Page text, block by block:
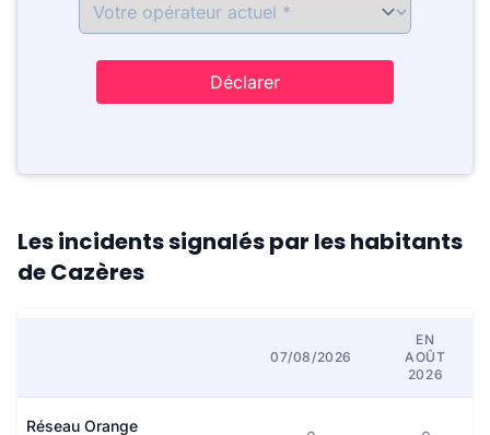
Déclarer
Les incidents signalés par les habitants
de Cazères
07/08/2026
EN
AOÛT
2026
Réseau Orange